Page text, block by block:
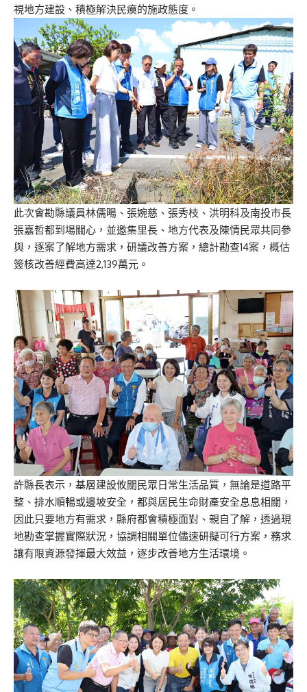
視地方建設、積極解決民瘼的施政態度。
此次會勘縣議員林儒暘、張婉慈、張秀枝、洪明科及南投市長
張嘉哲都到場關心，並邀集里長、地方代表及陳情民眾共同參
與，逐案了解地方需求，研議改善方案，總計勘查14案，概估
簽核改善經費高達2,139萬元。
許縣長表示，基層建設攸關民眾日常生活品質，無論是道路平
整、排水順暢或邊坡安全，都與居民生命財產安全息息相關，
因此只要地方有需求，縣府都會積極面對、親自了解，透過現
地勘查掌握實際狀況，協調相關單位儘速研擬可行方案，務求
讓有限資源發揮最大效益，逐步改善地方生活環境。